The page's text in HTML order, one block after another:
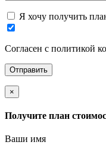
Я хочу получить
Согласен с политикой
×
Получите план
Ваши имя